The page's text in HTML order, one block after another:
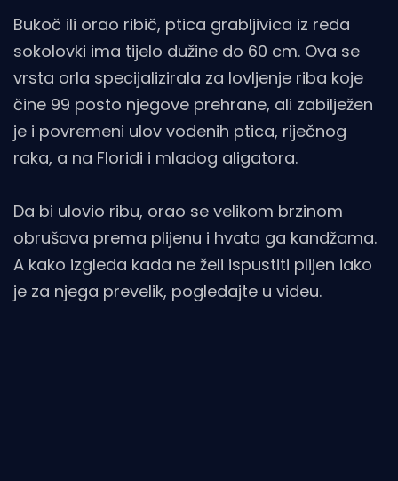
Bukoč ili orao ribič, ptica grabljivica iz reda
sokolovki ima tijelo dužine do 60 cm. Ova se
vrsta orla specijalizirala za lovljenje riba koje
čine 99 posto njegove prehrane, ali zabilježen
je i povremeni ulov vodenih ptica, riječnog
raka, a na Floridi i mladog aligatora.
Da bi ulovio ribu, orao se velikom brzinom
obrušava prema plijenu i hvata ga kandžama.
A kako izgleda kada ne želi ispustiti plijen iako
je za njega prevelik, pogledajte u videu.